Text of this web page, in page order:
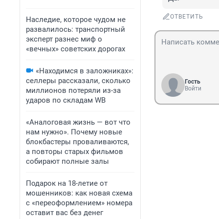
Наследие, которое чудом не
развалилось: транспортный
эксперт разнес миф о
«вечных» советских дорогах
«Находимся в заложниках»:
селлеры рассказали, сколько
миллионов потеряли из-за
ударов по складам WB
«Аналоговая жизнь — вот что
нам нужно». Почему новые
блокбастеры проваливаются,
а повторы старых фильмов
собирают полные залы
Подарок на 18-летие от
мошенников: как новая схема
с «переоформлением» номера
оставит вас без денег
ОТВЕТИТЬ
Гость
Войти